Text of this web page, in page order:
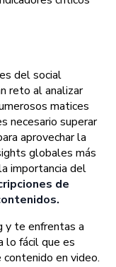
del social
reto al analizar
matices
necesario superar
aprovechar la
globales más
importancia del
de
y te enfrentas a
lo fácil que es
en video.